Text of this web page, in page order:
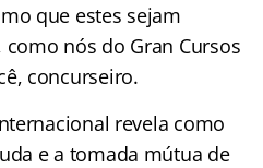
que estes sejam
nós do Gran Cursos
concurseiro.
revela como
e a tomada mútua de